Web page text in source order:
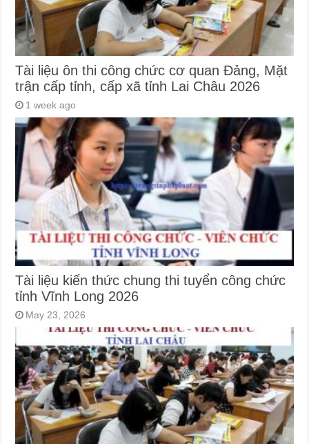
Tài liệu ôn thi công chức cơ quan Đảng, Mặt
trận cấp tỉnh, cấp xã tỉnh Lai Châu 2026
1 week ago
Tài liệu kiến thức chung thi tuyển công chức
tỉnh Vĩnh Long 2026
May 23, 2026